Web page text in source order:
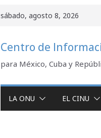
sábado, agosto 8, 2026
Centro de
para México, Cuba y
LA ONU EL CINU